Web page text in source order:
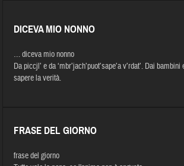
DICEVA MIO NONNO
… diceva mio nonno
Da piccjl’ e da ‘mbr’jach’puot’sape’a v’rdat’. Dai
sapere la verità.
FRASE DEL GIORNO
frase del giorno